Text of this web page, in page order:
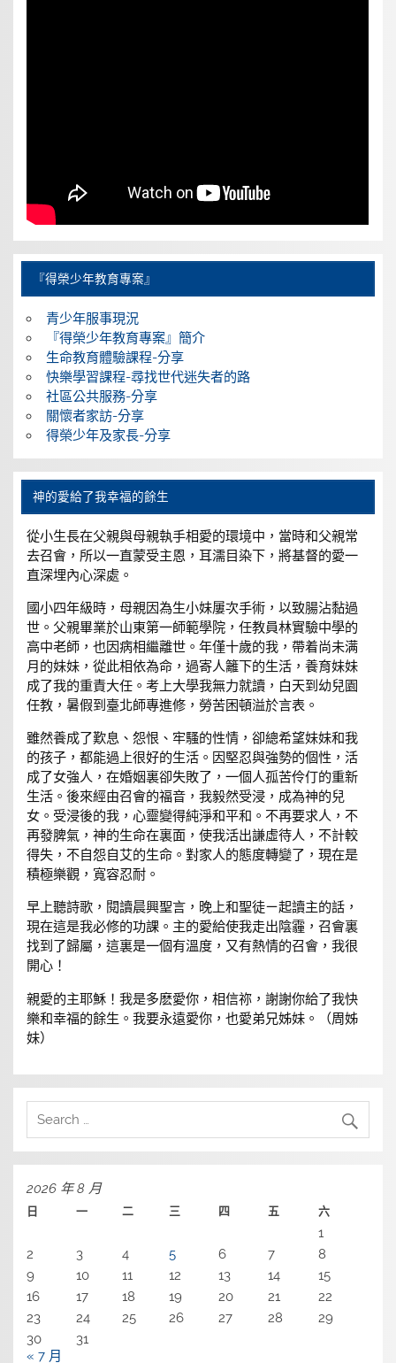
『得榮少年教育專案』
青少年服事現況
『得榮少年教育專案』簡介
生命教育體驗課程-分享
快樂學習課程-尋找世代迷失者的路
社區公共服務-分享
關懷者家訪-分享
得榮少年及家長-分享
神的愛給了我幸福的餘生
從小生長在父親與母親執手相愛的環境中，當時和父親常
去召會，所以一直蒙受主恩，耳濡目染下，將基督的愛一
直深埋內心深處。
國小四年級時，母親因為生小妹屢次手術，以致腸沾黏過
世。父親畢業於山東第一師範學院，任教員林實驗中學的
高中老師，也因病相繼離世。年僅十歲的我，帶着尚未满
月的妹妹，從此相依為命，過寄人籬下的生活，養育妹妹
成了我的重責大任。考上大學我無力就讀，白天到幼兒園
任教，暑假到臺北師專進修，勞苦困頓溢於言表。
雖然養成了歎息、怨恨、牢騷的性情，卻總希望妹妹和我
的孩子，都能過上很好的生活。因堅忍與強勢的個性，活
成了女強人，在婚姻裏卻失敗了，一個人孤苦伶仃的重新
生活。後來經由召會的福音，我毅然受浸，成為神的兒
女。受浸後的我，心靈變得純淨和平和。不再要求人，不
再發脾氣，神的生命在裏面，使我活出謙虛待人，不計較
得失，不自怨自艾的生命。對家人的態度轉變了，現在是
積極樂觀，寬容忍耐。
早上聽詩歌，閱讀晨興聖言，晚上和聖徒ㄧ起讀主的話，
現在這是我必修的功課。主的愛給使我走出陰霾，召會裏
找到了歸屬，這裏是一個有溫度，又有熱情的召會，我很
開心！
親愛的主耶穌！我是多麽愛你，相信祢，謝謝你給了我快
樂和幸福的餘生。我要永遠愛你，也愛弟兄姊妹。（周姊
妹）
2026 年 8 月
日 一 二 三 四 五 六
1
2
3 4 5 6 7
8
9
10 11 12 13 14
15
16
17 18 19 20 21
22
23
24 25 26 27 28
29
30
31
« 7 月